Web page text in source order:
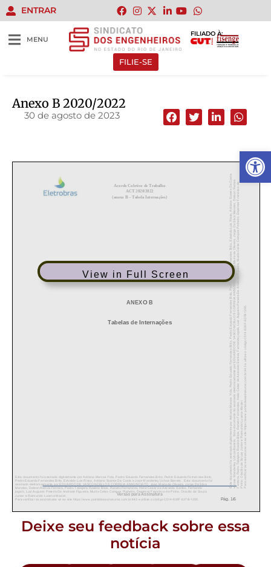
Abrir
ENTRAR
MENU
FILIADO À:
FILIE-SE
Anexo B 2020/2022
30 de agosto de 2023
View in Full Screen
Deixe seu feedback sobre essa
notícia